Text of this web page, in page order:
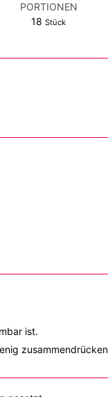
PORTIONEN
18 Stück
ist.